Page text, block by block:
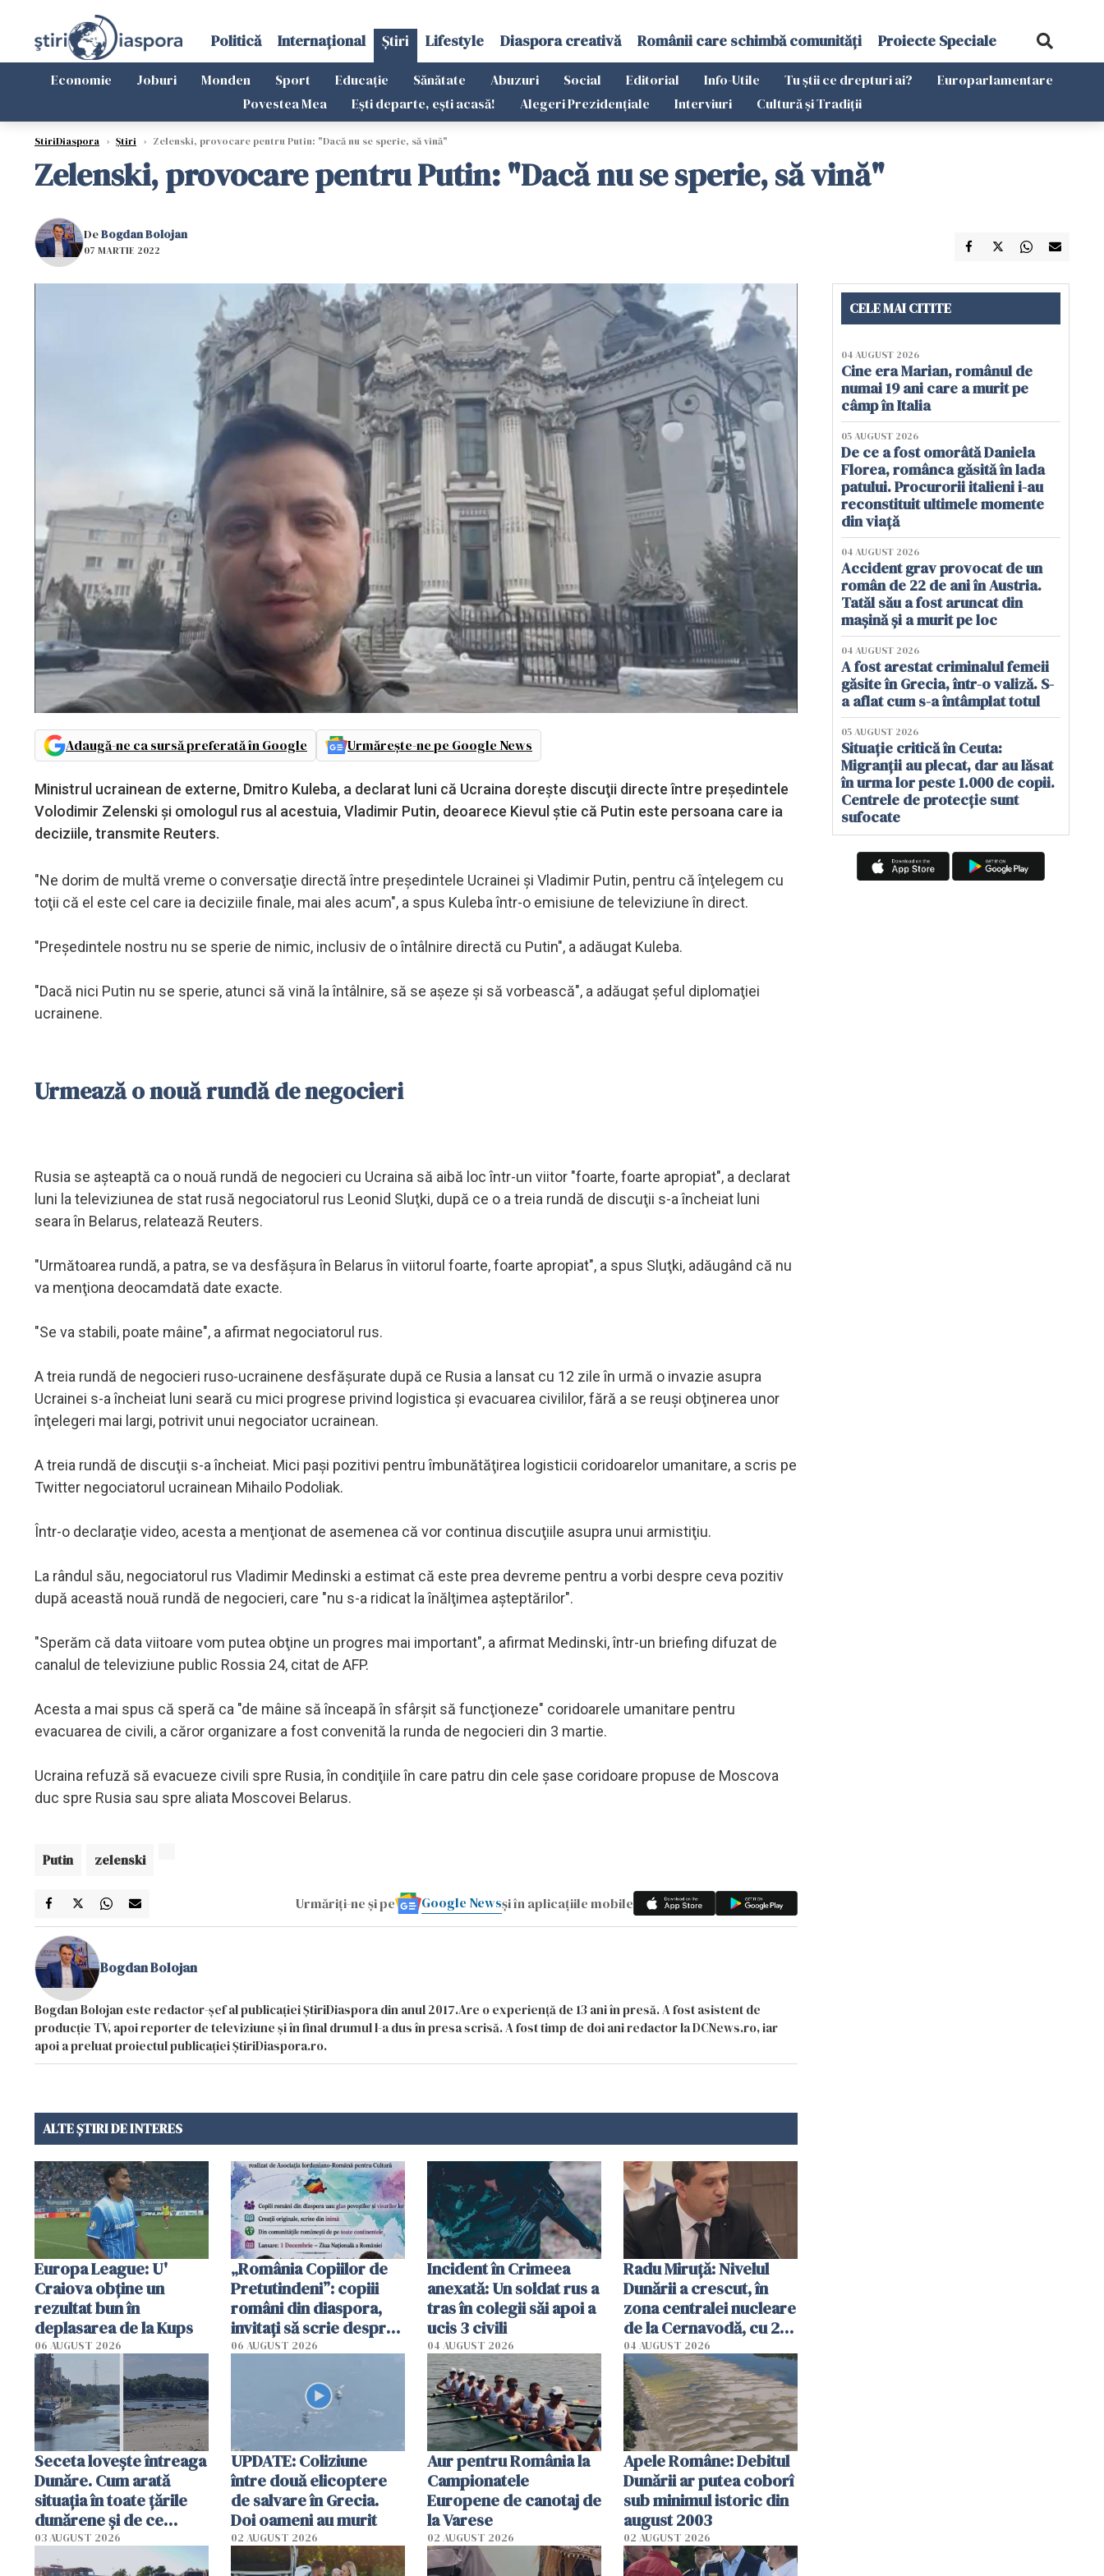
Politică Internațional Știri Lifestyle Diaspora creativă Românii care schimbă comunități Proiecte Speciale
Economie Joburi Monden Sport Educație Sănătate Abuzuri Social Editorial Info-Utile Tu știi ce drepturi ai?
Europarlamentare
Povestea Mea
Ești departe, ești acasă! Alegeri Prezidențiale Interviuri Cultură și Tradiții
StiriDiaspora › Știri › Zelenski, provocare pentru Putin: "Dacă nu se sperie, să vină"
Zelenski, provocare pentru Putin: "Dacă nu se sperie, să vină"
DeBogdan Bolojan
07 MARTIE 2022
Adaugă-ne ca sursă preferată în Google Urmărește-ne pe Google News
Ministrul ucrainean de externe, Dmitro Kuleba, a declarat luni că Ucraina doreşte discuţii directe între preşedintele
Volodimir Zelenski şi omologul rus al acestuia, Vladimir Putin, deoarece Kievul ştie că Putin este persoana care ia
deciziile, transmite Reuters.
"Ne dorim de multă vreme o conversaţie directă între preşedintele Ucrainei şi Vladimir Putin, pentru că înţelegem cu
toţii că el este cel care ia deciziile finale, mai ales acum", a spus Kuleba într-o emisiune de televiziune în direct.
"Preşedintele nostru nu se sperie de nimic, inclusiv de o întâlnire directă cu Putin", a adăugat Kuleba.
"Dacă nici Putin nu se sperie, atunci să vină la întâlnire, să se aşeze şi să vorbească", a adăugat şeful diplomaţiei
ucrainene.
Urmează o nouă rundă de negocieri
Rusia se aşteaptă ca o nouă rundă de negocieri cu Ucraina să aibă loc într-un viitor "foarte, foarte apropiat", a declarat
luni la televiziunea de stat rusă negociatorul rus Leonid Sluţki, după ce o a treia rundă de discuţii s-a încheiat luni
seara în Belarus, relatează Reuters.
"Următoarea rundă, a patra, se va desfăşura în Belarus în viitorul foarte, foarte apropiat", a spus Sluţki, adăugând că nu
va menţiona deocamdată date exacte.
"Se va stabili, poate mâine", a afirmat negociatorul rus.
A treia rundă de negocieri ruso-ucrainene desfăşurate după ce Rusia a lansat cu 12 zile în urmă o invazie asupra
Ucrainei s-a încheiat luni seară cu mici progrese privind logistica şi evacuarea civililor, fără a se reuşi obţinerea unor
înţelegeri mai largi, potrivit unui negociator ucrainean.
A treia rundă de discuţii s-a încheiat. Mici paşi pozitivi pentru îmbunătăţirea logisticii coridoarelor umanitare, a scris pe
Twitter negociatorul ucrainean Mihailo Podoliak.
Într-o declaraţie video, acesta a menţionat de asemenea că vor continua discuţiile asupra unui armistiţiu.
La rândul său, negociatorul rus Vladimir Medinski a estimat că este prea devreme pentru a vorbi despre ceva pozitiv
după această nouă rundă de negocieri, care "nu s-a ridicat la înălţimea aşteptărilor".
"Sperăm că data viitoare vom putea obţine un progres mai important", a afirmat Medinski, într-un briefing difuzat de
canalul de televiziune public Rossia 24, citat de AFP.
Acesta a mai spus că speră ca "de mâine să înceapă în sfârşit să funcţioneze" coridoarele umanitare pentru
evacuarea de civili, a căror organizare a fost convenită la runda de negocieri din 3 martie.
Ucraina refuză să evacueze civili spre Rusia, în condiţiile în care patru din cele şase coridoare propuse de Moscova
duc spre Rusia sau spre aliata Moscovei Belarus.
Putin zelenski
Urmăriți-ne și pe Google Newsși în aplicațiile mobile
Bogdan Bolojan
Bogdan Bolojan este redactor-șef al publicației ȘtiriDiaspora din anul 2017.Are o experiență de 13 ani în presă. A fost asistent de
producție TV, apoi reporter de televiziune și în final drumul l-a dus în presa scrisă. A fost timp de doi ani redactor la DCNews.ro, iar
apoi a preluat proiectul publicației ȘtiriDiaspora.ro.
ALTE ȘTIRI DE INTERES
Europa League: U'
Craiova obține un
rezultat bun în
deplasarea de la Kups
06 AUGUST 2026
„România Copiilor de
Pretutindeni”: copiii
români din diaspora,
invitați să scrie despre
România într-un volum
06 AUGUST 2026
Incident în Crimeea
anexată: Un soldat rus a
tras în colegii săi apoi a
ucis 3 civili
04 AUGUST 2026
Radu Miruţă: Nivelul
Dunării a crescut, în
zona centralei nucleare
de la Cernavodă, cu 2
cm faţă de ziua trecută
04 AUGUST 2026
Seceta lovește întreaga
Dunăre. Cum arată
situația în toate țările
dunărene și de ce
România resimte
efectele, deși a plouat
03 AUGUST 2026
UPDATE: Coliziune
între două elicoptere
de salvare în Grecia.
Doi oameni au murit
02 AUGUST 2026
Aur pentru România la
Campionatele
Europene de canotaj de
la Varese
02 AUGUST 2026
Apele Române: Debitul
Dunării ar putea coborî
sub minimul istoric din
august 2003
02 AUGUST 2026
CELE MAI CITITE
04 AUGUST 2026
Cine era Marian, românul de
numai 19 ani care a murit pe
câmp în Italia
05 AUGUST 2026
De ce a fost omorâtă Daniela
Florea, românca găsită în lada
patului. Procurorii italieni i-au
reconstituit ultimele momente
din viață
04 AUGUST 2026
Accident grav provocat de un
român de 22 de ani în Austria.
Tatăl său a fost aruncat din
mașină și a murit pe loc
04 AUGUST 2026
A fost arestat criminalul femeii
găsite în Grecia, într-o valiză. S-
a aflat cum s-a întâmplat totul
05 AUGUST 2026
Situație critică în Ceuta:
Migranții au plecat, dar au lăsat
în urma lor peste 1.000 de copii.
Centrele de protecție sunt
sufocate